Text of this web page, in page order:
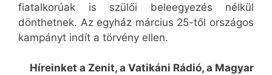
fiatalkorúak is szülői beleegyezés nélkül
dönthetnek. Az egyház március 25-től országos
kampányt indít a törvény ellen.
Híreinket a Zenit, a Vatikáni Rádió, a Magyar